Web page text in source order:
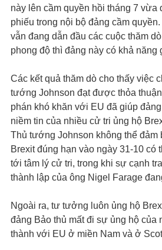
này lên cầm quyền hồi tháng 7 vừa
phiếu trong nội bộ đảng cầm
vẫn đang dẫn đầu các cuộc thăm
phong độ thì đảng này có khả năng
Các kết quả thăm dò cho thấy việc
tướng Johnson đạt được thỏa
phán khó khăn với EU đã giúp
niềm tin của nhiều cử tri ủng hộ
Thủ tướng Johnson không thể đảm
Brexit đúng hạn vào ngày 31-10 có
tới tâm lý cử tri, trong khi sự cạnh
thành lập của ông Nigel Farage
Ngoài ra, tư tưởng luôn ủng hộ
đảng Bảo thủ mất đi sự ủng hộ của
thành với EU ở miền Nam và ở